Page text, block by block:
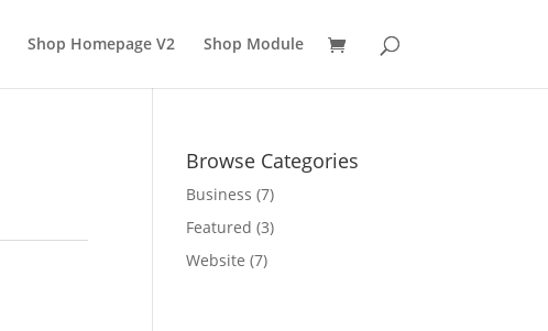
Shop Homepage V2 Shop Module
Browse Categories
Business (7)
Featured (3)
Website (7)